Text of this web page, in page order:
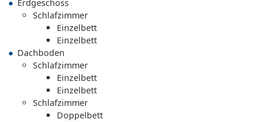
Erdgeschoss
Schlafzimmer
Einzelbett
Einzelbett
Dachboden
Schlafzimmer
Einzelbett
Einzelbett
Schlafzimmer
Doppelbett